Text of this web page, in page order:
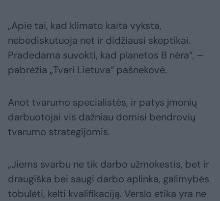
„Apie tai, kad klimato kaita vyksta,
nebediskutuoja net ir didžiausi skeptikai.
Pradedama suvokti, kad planetos B nėra“, –
pabrėžia „Tvari Lietuva“ pašnekovė.
Anot tvarumo specialistės, ir patys įmonių
darbuotojai vis dažniau domisi bendrovių
tvarumo strategijomis.
„Jiems svarbu ne tik darbo užmokestis, bet ir
draugiška bei saugi darbo aplinka, galimybės
tobulėti, kelti kvalifikaciją. Verslo etika yra ne